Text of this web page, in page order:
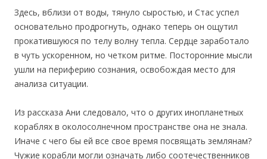
Здесь, вблизи от воды, тянуло сыростью, и Стас успел
основательно продрогнуть, однако теперь он ощутил
прокатившуюся по телу волну тепла. Сердце заработало
в чуть ускоренном, но четком ритме. Посторонние мысли
ушли на периферию сознания, освобождая место для
анализа ситуации.
Из рассказа Ани следовало, что о других инопланетных
кораблях в околосолнечном пространстве она не знала.
Иначе с чего бы ей все свое время посвящать землянам?
Чужие корабли могли означать либо соотечественников